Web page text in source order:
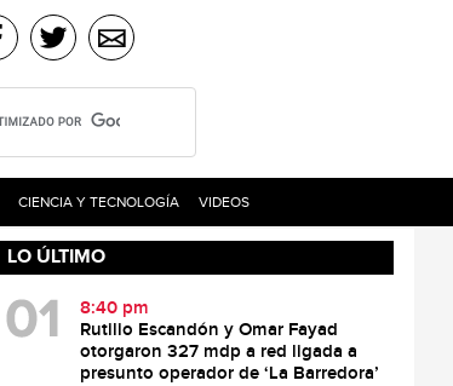
CIENCIA Y TECNOLOGÍA VIDEOS
LO ÚLTIMO
8:40 pm
Rutilio Escandón y Omar Fayad
otorgaron 327 mdp a red ligada a
presunto operador de ‘La Barredora’